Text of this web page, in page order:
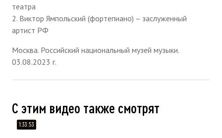
театра
2. Виктор Ямпольский (фортепиано) – заслуженный
артист РФ
Москва. Российский национальный музей музыки.
03.08.2023 г.
С этим видео также смотрят
1:33:53